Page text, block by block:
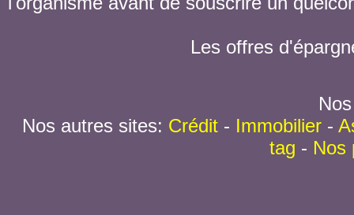
Les offres
Nos autres sites: Crédit- Immobilier-
tag - Nos